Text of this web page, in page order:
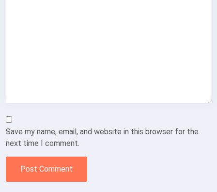
Save my name, email, and website in this browser for the
next time I comment.